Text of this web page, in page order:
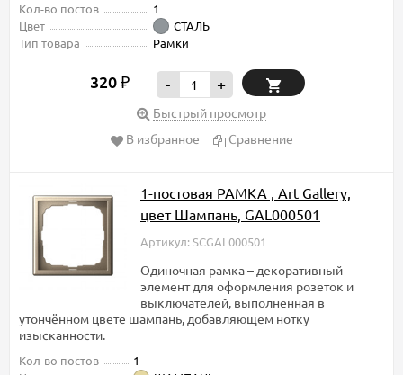
Кол-во постов
1
Цвет
СТАЛЬ
Тип товара
Рамки
320 ₽ - +
Быстрый просмотр
В избранное
Сравнение
1-постовая РАМКА , Art Gallery,
цвет Шампань, GAL000501
Артикул: SCGAL000501
Одиночная рамка – декоративный
элемент для оформления розеток и
выключателей, выполненная в
утончённом цвете шампань, добавляющем нотку
изысканности.
Кол-во постов
1